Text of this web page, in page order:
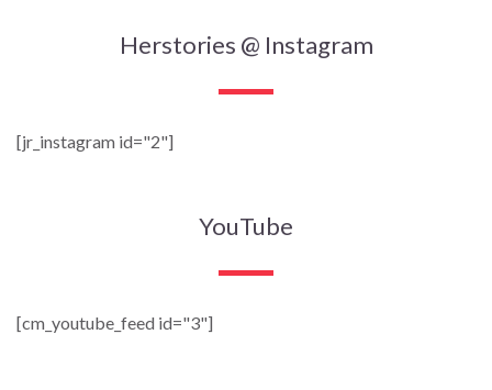
Herstories @ Instagram
[jr_instagram id="2"]
YouTube
[cm_youtube_feed id="3"]